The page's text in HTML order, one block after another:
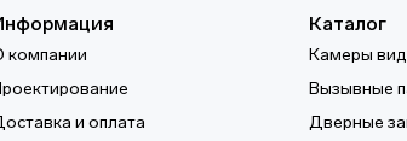
компании
и оплата
Каталог
Камеры
Вызывные
Дверные